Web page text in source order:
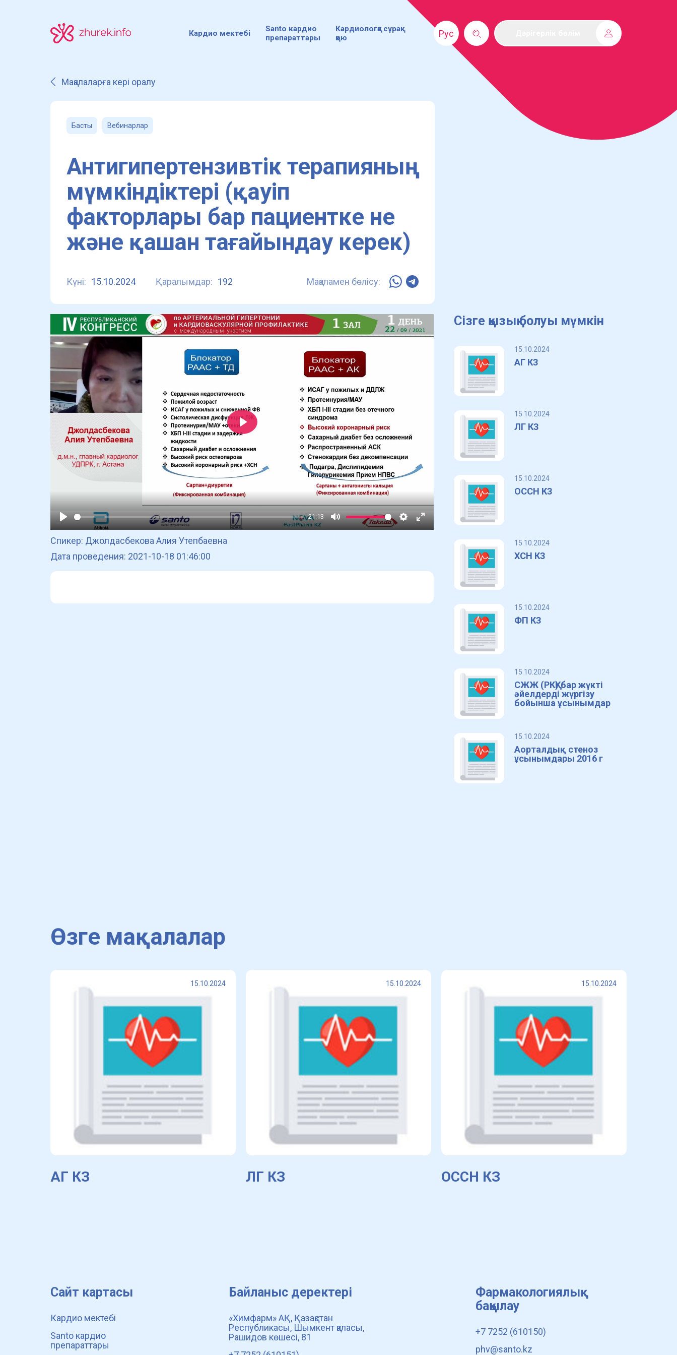
Кардио мектебі
Santo кардио
препараттары
Кардиологқа сұрақ
қою
Рус
Мақалаларға кері оралу
Басты Вебинарлар
Антигипертензивтік терапияның
мүмкіндіктері (қауіп
факторлары бар пациентке не
және қашан тағайындау керек)
Күні: 15.10.2024 Қаралымдар: 192 Мақаламен бөлісу:
Play
21:13
Mute Settings
Enter
fullscreen
Play
Спикер: Джолдасбекова Алия Утепбаевна
Дата проведения: 2021-10-18 01:46:00
Сізге қызық болуы мүмкін
15.10.2024
АГ КЗ
15.10.2024
ЛГ КЗ
15.10.2024
ОССН КЗ
15.10.2024
ХСН КЗ
15.10.2024
ФП КЗ
15.10.2024
СЖЖ (РКҚ) бар жүкті
әйелдерді жүргізу
бойынша ұсынымдар
15.10.2024
Аорталдық стеноз
ұсынымдары 2016 г
Өзге мақалалар
15.10.2024
АГ КЗ
15.10.2024
ЛГ КЗ
15.10.2024
ОССН КЗ
Сайт картасы
Кардио мектебі
Santo кардио
препараттары
Байланыс деректері
«Химфарм» АҚ, Қазақстан
Республикасы, Шымкент қаласы,
Рашидов көшесі, 81
Фармакологиялық
бақылау
+7 7252 (610150)
phv@santo.kz